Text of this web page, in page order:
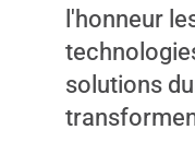
l'honneur
solutions